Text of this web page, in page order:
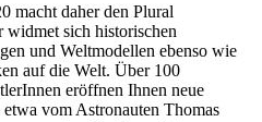
macht daher den Plural
widmet sich historischen
und Weltmodellen ebenso wie
auf die Welt. Über 100
eröffnen Ihnen neue
vom Astronauten Thomas